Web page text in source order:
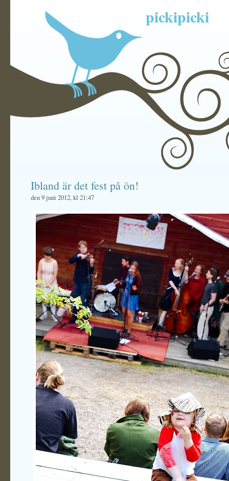
pickipicki
Ibland är det fest på ön!
den 9 juni 2012, kl 21:47